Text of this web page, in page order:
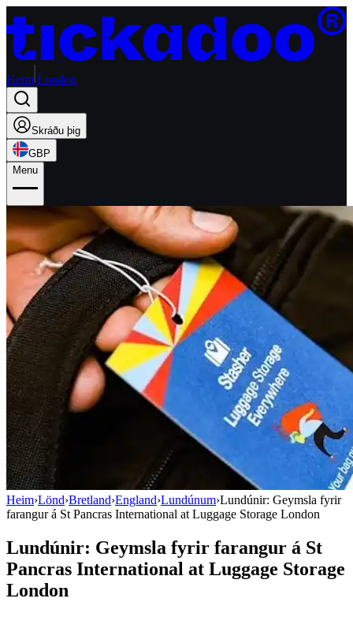
Heim London
Skráðu þig
GBP
Menu
Heim›Lönd›Bretland›England›Lundúnum›Lundúnir: Geymsla fyrir
farangur á St Pancras International at Luggage Storage London
Lundúnir: Geymsla fyrir farangur á St
Pancras International at Luggage Storage
London